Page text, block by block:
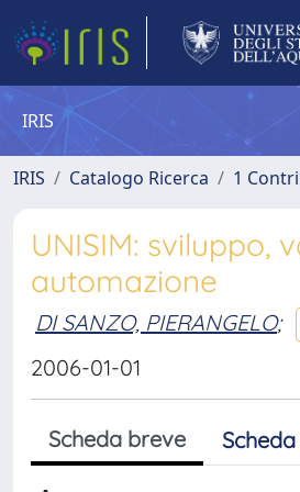
IRIS
IRIS Catalogo Ricerca 1
UNISIM: sviluppo,
automazione
DI SANZO, PIERANGELO;
2006-01-01
Scheda breve